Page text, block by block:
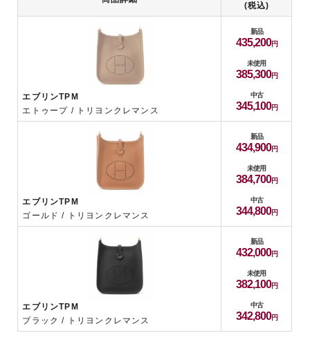
(税込)
エブリンTPM
エトゥープ / トリヨンクレマンス
新品
435,200
未使用
385,300
中古
345,100
エブリンTPM
ゴールド / トリヨンクレマンス
新品
434,900
未使用
384,700
中古
344,800
エブリンTPM
ブラック / トリヨンクレマンス
新品
432,000
未使用
382,100
中古
342,800